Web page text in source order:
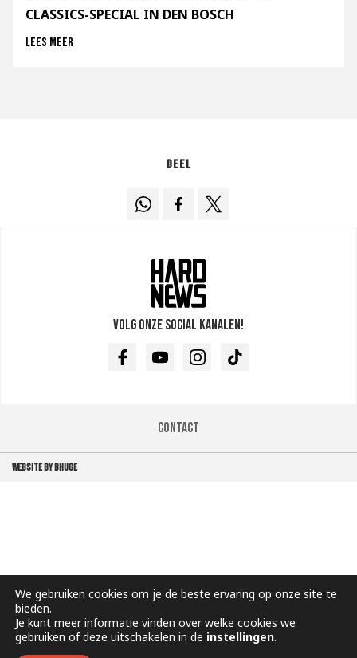
CLASSICS-SPECIAL IN DEN BOSCH
Lees meer
Deel
Volg onze social kanalen!
FacebookYoutubeInstagramTikTok
Contact
WEBSITE BY BHUGE
We gebruiken cookies om je de beste ervaring op onze site te
bieden.
Je kunt meer informatie vinden over welke cookies we
gebruiken of deze uitschakelen in de instellingen.